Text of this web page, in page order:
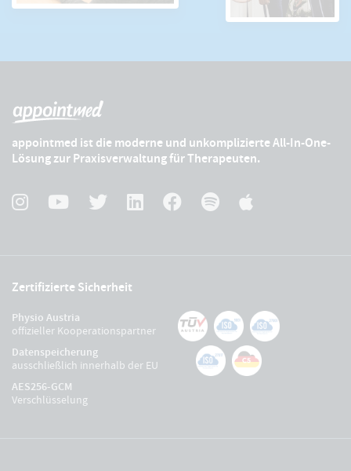
appointmed ist die moderne und unkomplizierte All-In-One-
Lösung zur Praxisverwaltung für Therapeuten.
Zertifizierte Sicherheit
Physio Austria
offizieller Kooperationspartner
Datenspeicherung
ausschließlich innerhalb der EU
AES256-GCM
Verschlüsselung